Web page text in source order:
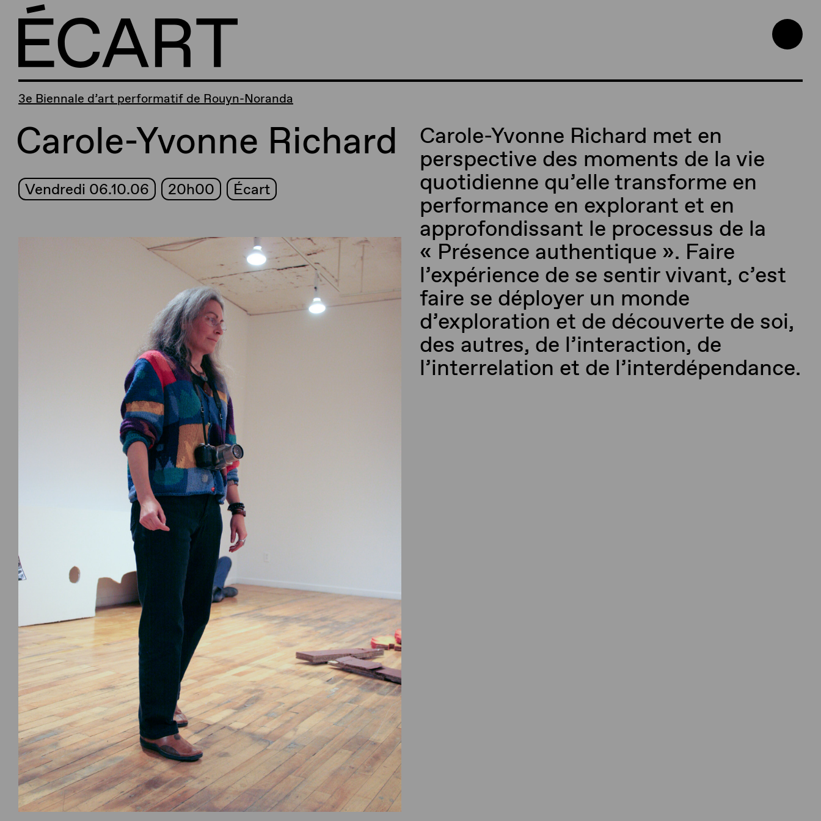
3e Biennale d’art performatif de Rouyn-Noranda
Carole-Yvonne Richard
Vendredi 06.10.06 20h00 Écart
Carole-Yvonne Richard met en
perspective des moments de la vie
quotidienne qu’elle transforme en
performance en explorant et en
approfondissant le processus de la
« Présence authentique ». Faire
l’expérience de se sentir vivant, c’est
faire se déployer un monde
d’exploration et de découverte de soi,
des autres, de l’interaction, de
l’interrelation et de l’interdépendance.